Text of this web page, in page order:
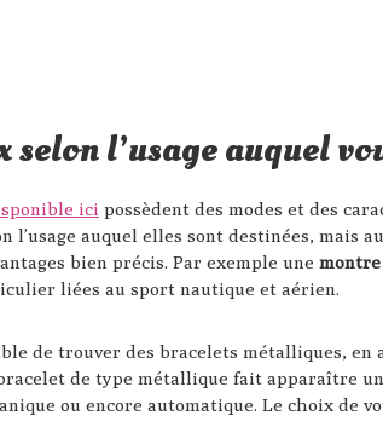
selon l’usage auquel
ici possèdent des modes et des
l’usage auquel elles sont destinées, mais
bien précis. Par exemple une montre
liées au sport nautique et aérien.
de trouver des bracelets métalliques,
de type métallique fait apparaître
ou encore automatique. Le choix de